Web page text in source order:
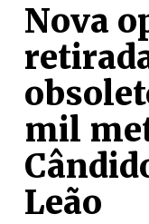
Nova
mil
Leão